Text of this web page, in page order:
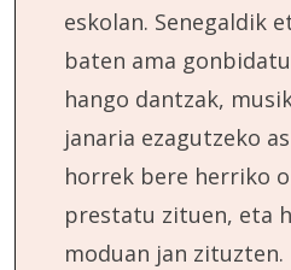
eskolan. Senegaldik
baten ama
hango dantzak,
janaria ezagutzeko
horrek bere herriko
prestatu zituen, eta
moduan jan zituzten.